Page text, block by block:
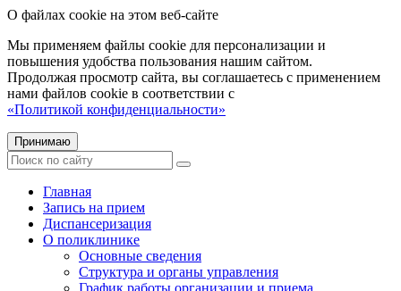
О файлах cookie на этом веб-сайте
Мы применяем файлы cookie для персонализации и
повышения удобства пользования нашим сайтом.
Продолжая просмотр сайта, вы соглашаетесь с применением
нами файлов cookie в соответствии с
«Политикой конфиденциальности»
Принимаю
Главная
Запись на прием
Диспансеризация
О поликлинике
Основные сведения
Структура и органы управления
График работы организации и приема